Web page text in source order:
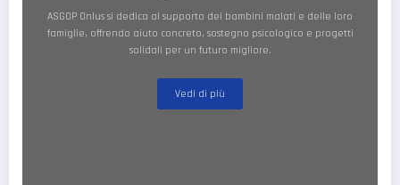
ASGOP Onlus si dedica al supporto dei bambini malati e delle loro
famiglie, offrendo aiuto concreto, sostegno psicologico e progetti
solidali per un futuro migliore.
Vedi di più